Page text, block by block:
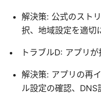
解決策: 公式のスト
択、地域設定を適切
トラブルD: アプリ
解決策: アプリの再
ル設定の確認、DNS